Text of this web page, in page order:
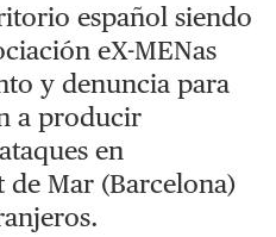
español siendo
eX-MENas
y denuncia para
a producir
en
de Mar (Barcelona)